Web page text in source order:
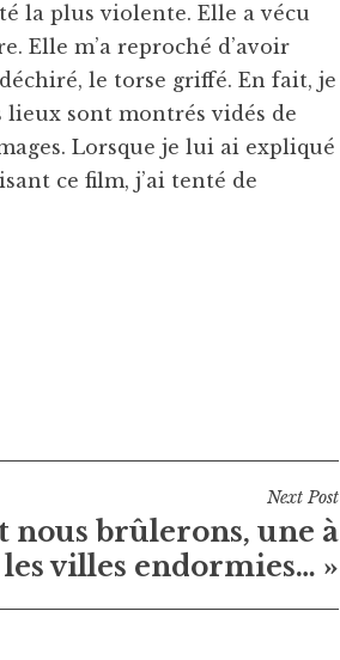
la plus violente. Elle a vécu
Elle m’a reproché d’avoir
le torse griffé. En fait, je
lieux sont montrés vidés de
Lorsque je lui ai expliqué
ce film, j’ai tenté de
Next Post
nous brûlerons, une à
villes endormies… »